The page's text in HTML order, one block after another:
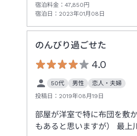
宿泊料金： 47,850円
宿泊日： 2023年01月08日
のんびり過ごせた
4.0
50代 男性
恋人・夫婦
投稿日： 2019年08月19日
部屋が洋室で特に布団を敷
もあると思いますが） 最上